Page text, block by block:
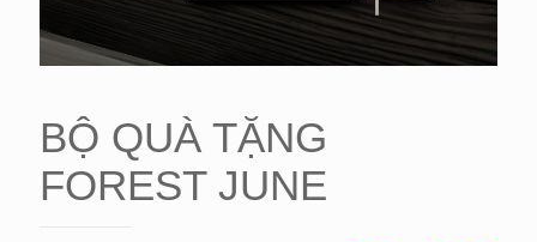
BỘ QUÀ TẶNG
FOREST JUNE